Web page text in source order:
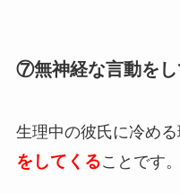
⑦無神経な言動をし
生理中の彼氏に冷める
をしてくることです。